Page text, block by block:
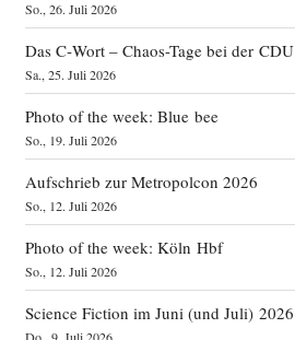
So., 26. Juli 2026
Das C‑Wort – Chaos-Tage bei der CDU
Sa., 25. Juli 2026
Photo of the week: Blue bee
So., 19. Juli 2026
Aufschrieb zur Metropolcon 2026
So., 12. Juli 2026
Photo of the week: Köln Hbf
So., 12. Juli 2026
Science Fiction im Juni (und Juli) 2026
Do., 9. Juli 2026